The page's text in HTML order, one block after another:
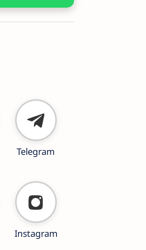
Telegram
Instagram